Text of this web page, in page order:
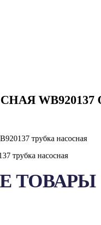
WB920137
трубка насосная
трубка насосная
ТОВАРЫ